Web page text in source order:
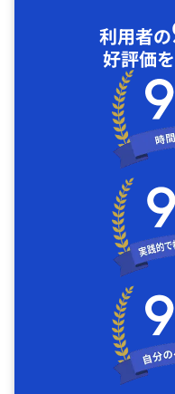
利用者の
好評価